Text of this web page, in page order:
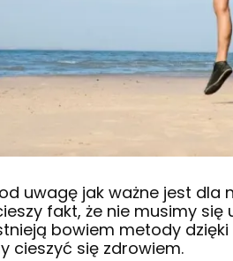
uwagę jak ważne jest dla
fakt, że nie musimy
bowiem metody
cieszyć się zdrowiem.